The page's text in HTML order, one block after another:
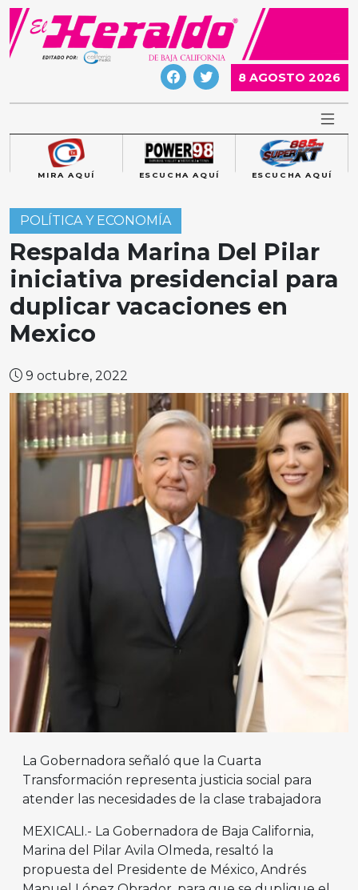
Skip
content
8 AGOSTO 2026
MIRA AQUÍ ESCUCHA AQUÍ ESCUCHA AQUÍ
POLÍTICA Y ECONOMÍA
Respalda Marina Del Pilar
iniciativa presidencial para
duplicar vacaciones en
Mexico
9 octubre, 2022
La Gobernadora señaló que la Cuarta
Transformación representa justicia social para
atender las necesidades de la clase trabajadora
MEXICALI.- La Gobernadora de Baja California,
Marina del Pilar Avila Olmeda, resaltó la
propuesta del Presidente de México, Andrés